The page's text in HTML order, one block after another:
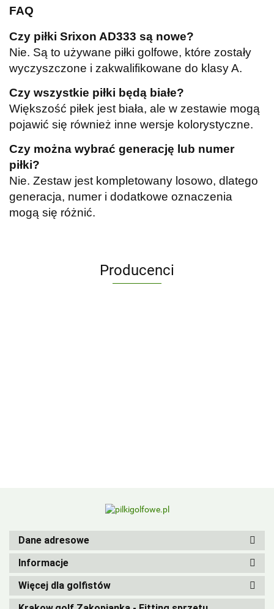
FAQ
Czy piłki Srixon AD333 są nowe?
Nie. Są to używane piłki golfowe, które zostały
wyczyszczone i zakwalifikowane do klasy A.
Czy wszystkie piłki będą białe?
Większość piłek jest biała, ale w zestawie mogą
pojawić się również inne wersje kolorystyczne.
Czy można wybrać generację lub numer
piłki?
Nie. Zestaw jest kompletowany losowo, dlatego
generacja, numer i dodatkowe oznaczenia
mogą się różnić.
Producenci
Dane adresowe
Informacje
Więcej dla golfistów